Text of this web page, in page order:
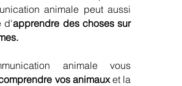
animale peut aussi
d'apprendre des choses sur
animale vous
vos animauxet la